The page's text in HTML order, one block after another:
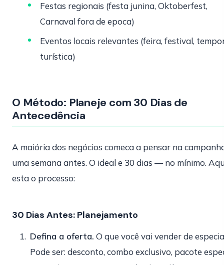
Festas regionais (festa junina, Oktoberfest,
Carnaval fora de epoca)
Eventos locais relevantes (feira, festival,
turística)
O Método: Planeje com 30 Dias de
Antecedência
A maiória dos negócios comeca a pensar na
uma semana antes. O ideal e 30 dias — no mínimo.
esta o processo:
30 Dias Antes: Planejamento
Defina a oferta. O que você vai vender de
Pode ser: desconto, combo exclusivo, pacote